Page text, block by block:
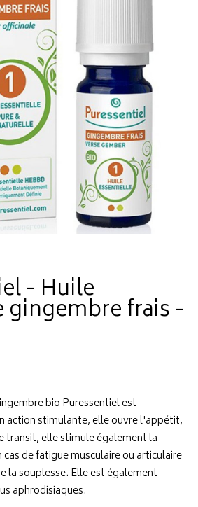
- Huile
gingembre frais -
bio Puressentiel est
action stimulante, elle ouvre l'appétit,
transit, elle stimule également la
de fatigue musculaire ou articulaire
la souplesse. Elle est également
aphrodisiaques.